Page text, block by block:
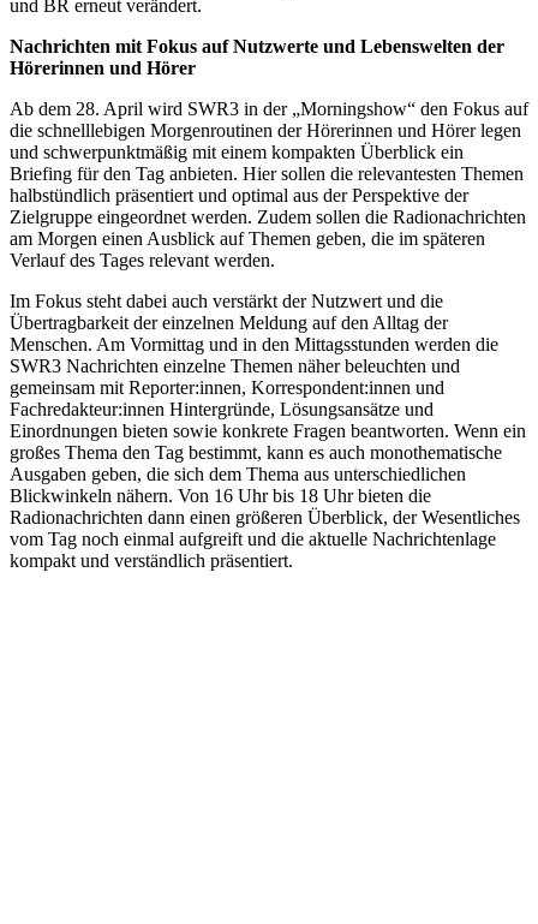
und BR erneut verändert.
Nachrichten mit Fokus auf Nutzwerte und Lebenswelten der
Hörerinnen und Hörer
Ab dem 28. April wird SWR3 in der „Morningshow“ den Fokus auf
die schnelllebigen Morgenroutinen der Hörerinnen und Hörer legen
und schwerpunktmäßig mit einem kompakten Überblick ein
Briefing für den Tag anbieten. Hier sollen die relevantesten Themen
halbstündlich präsentiert und optimal aus der Perspektive der
Zielgruppe eingeordnet werden. Zudem sollen die Radionachrichten
am Morgen einen Ausblick auf Themen geben, die im späteren
Verlauf des Tages relevant werden.
Im Fokus steht dabei auch verstärkt der Nutzwert und die
Übertragbarkeit der einzelnen Meldung auf den Alltag der
Menschen. Am Vormittag und in den Mittagsstunden werden die
SWR3 Nachrichten einzelne Themen näher beleuchten und
gemeinsam mit Reporter:innen, Korrespondent:innen und
Fachredakteur:innen Hintergründe, Lösungsansätze und
Einordnungen bieten sowie konkrete Fragen beantworten. Wenn ein
großes Thema den Tag bestimmt, kann es auch monothematische
Ausgaben geben, die sich dem Thema aus unterschiedlichen
Blickwinkeln nähern. Von 16 Uhr bis 18 Uhr bieten die
Radionachrichten dann einen größeren Überblick, der Wesentliches
vom Tag noch einmal aufgreift und die aktuelle Nachrichtenlage
kompakt und verständlich präsentiert.